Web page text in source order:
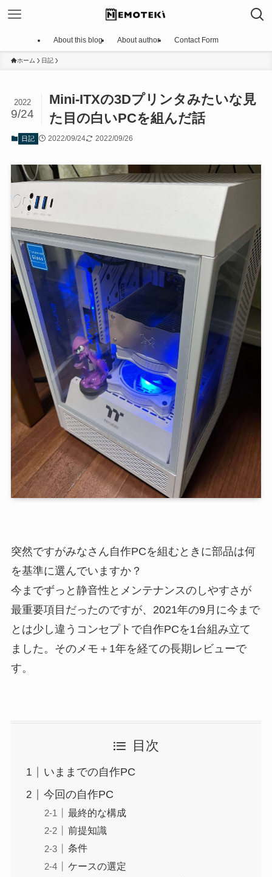
About this blog About author Contact Form
ホーム 日記
Mini-ITXの3Dプリンタみたいな見
た目の白いPCを組んだ話
2022
9/24
日記 2022/09/24 2022/09/26
突然ですがみなさん自作PCを組むときに部品は何
を基準に選んでいますか？
今までずっと静音性とメンテナンスのしやすさが
最重要項目だったのですが、2021年の9月に今まで
とは少し違うコンセプトで自作PCを1台組み立て
ました。そのメモ＋1年を経ての長期レビューで
す。
目次
いままでの自作PC
今回の自作PC
最終的な構成
前提知識
条件
ケースの選定